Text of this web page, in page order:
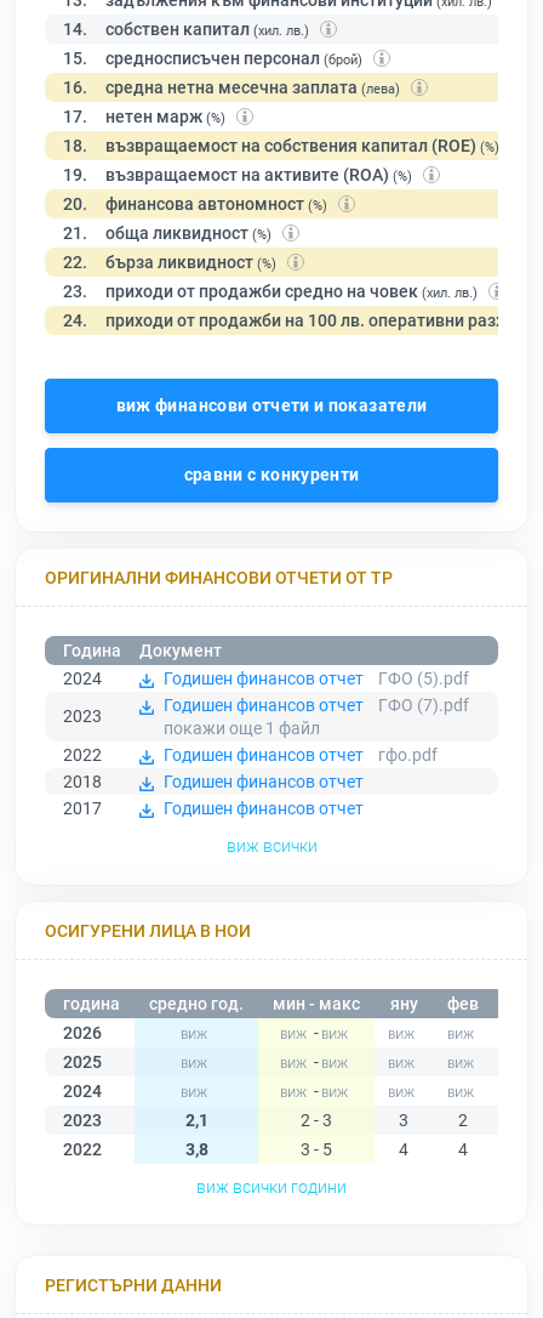
14. собствен капитал (хил. лв.)
15. средносписъчен персонал (брой)
16. средна нетна месечна заплата (лева)
17. нетен марж (%)
18. възвращаемост на собствения капитал (ROE) (%)
19. възвращаемост на активите (ROA) (%)
20. финансова автономност (%)
21. обща ликвидност (%)
22. бърза ликвидност (%)
23. приходи от продажби средно на човек (хил. лв.)
24. приходи от продажби на 100 лв. оперативни разходи
виж финансови отчети и показатели
сравни с конкуренти
ОРИГИНАЛНИ ФИНАНСОВИ ОТЧЕТИ ОТ ТР
Година
Документ
2024
Годишен финансов отчет
ГФО (5).pdf
2023
Годишен финансов отчет
ГФО (7).pdf
покажи още 1 файл
2022
Годишен финансов отчет
гфо.pdf
2018
Годишен финансов отчет
2017
Годишен финансов отчет
виж всички
ОСИГУРЕНИ ЛИЦА В НОИ
година средно год. мин - макс яну фев
2026
-
2025
-
2024
-
2023
2,1 2 - 3 3 2
2022
3,8 3 - 5 4 4
виж всички години
РЕГИСТЪРНИ ДАННИ